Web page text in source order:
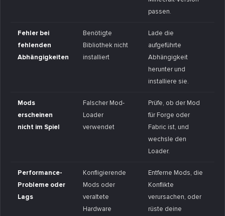
passen.
Fehler bei
fehlenden
Abhängigkeiten
Benötigte
Bibliothek nicht
installiert
Lade die
aufgeführte
Abhängigkeit
herunter und
installiere sie.
Mods
erscheinen
nicht im Spiel
Falscher Mod-
Loader
verwendet
Prüfe, ob der Mod
für Forge oder
Fabric ist, und
wechsle den
Loader.
Performance-
Probleme oder
Lags
Konfligierende
Mods oder
veraltete
Hardware
Entferne Mods, die
Konflikte
verursachen, oder
rüste deine